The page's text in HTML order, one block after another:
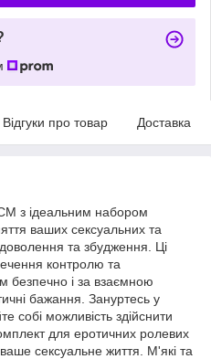
Відгуки про товар Доставка
з ідеальним набором
ваших сексуальних та
та збудження. Ці
контролю та
і за взаємною
бажання. Зануртесь у
собі можливість здійснити
для еротичних ролевих
ваше сексуальне життя. М'які та